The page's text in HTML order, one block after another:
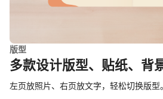
版型
多款设计版型、贴纸、背
左页放照片、右页放文字，轻松切换版型。